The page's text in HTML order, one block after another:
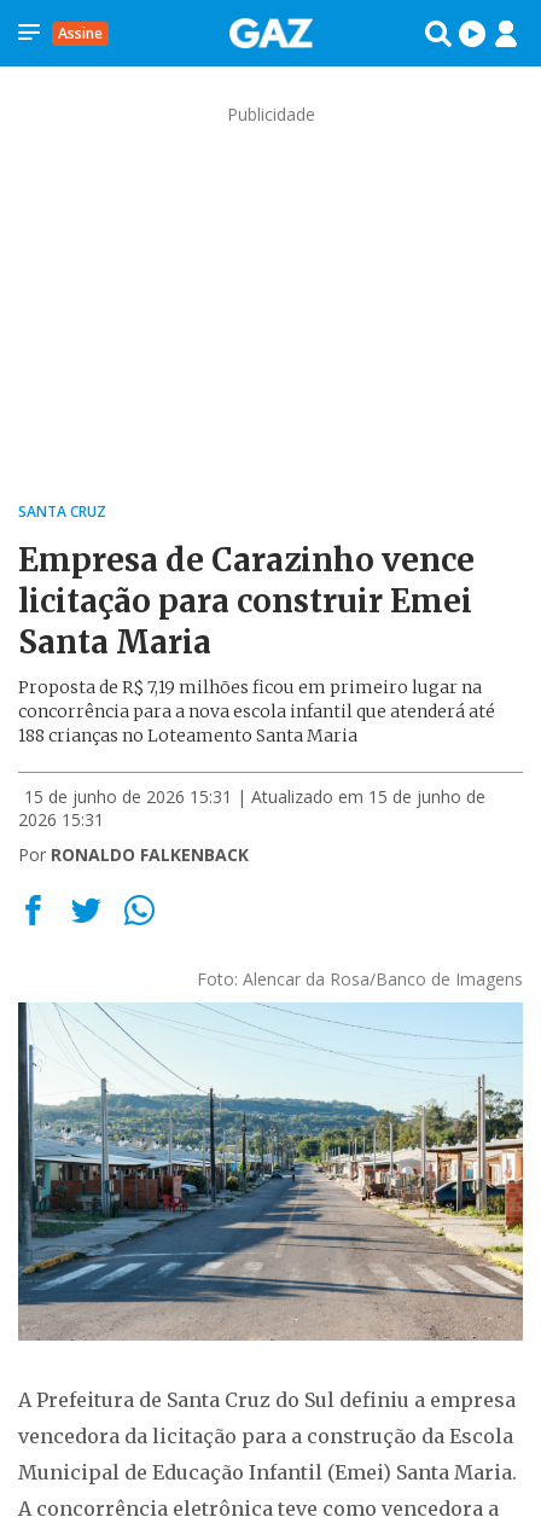
Assine
Publicidade
SANTA CRUZ
Empresa de Carazinho vence
licitação para construir Emei
Santa Maria
Proposta de R$ 7,19 milhões ficou em primeiro lugar na
concorrência para a nova escola infantil que atenderá até
188 crianças no Loteamento Santa Maria
15 de junho de 2026 15:31 | Atualizado em 15 de junho de
2026 15:31
Por RONALDO FALKENBACK
Foto: Alencar da Rosa/Banco de Imagens
A Prefeitura de Santa Cruz do Sul definiu a empresa
vencedora da licitação para a construção da Escola
Municipal de Educação Infantil (Emei) Santa Maria.
A concorrência eletrônica teve como vencedora a